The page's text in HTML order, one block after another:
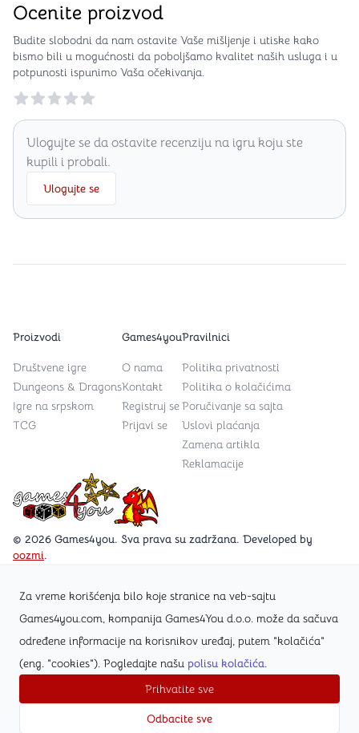
Za vreme korišćenja bilo koje stranice na veb-sajtu
Games4you.com, kompanija Games4You d.o.o. može da sačuva
određene informacije na korisnikov uređaj, putem "kolačića"
(eng. "cookies"). Pogledajte našu polisu kolačića.
Prihvatite sve
Odbacite sve
Ocenite proizvod
Budite slobodni da nam ostavite Vaše mišljenje i utiske kako
bismo bili u mogućnosti da poboljšamo kvalitet naših usluga i u
potpunosti ispunimo Vaša očekivanja.
Reviews
Ulogujte se da ostavite recenziju na igru koju ste
kupili i probali.
Ulogujte se
Games4you logo
© 2026 Games4you. Sva prava su zadržana. Developed by
oozmi.
Posetite Facebook stranicu /Games4you.rs
Zapratite Instagram profil @games4yours
Proizvodi
Društvene igre
Dungeons & Dragons
Igre na srpskom
TCG
Games4you
O nama
Kontakt
Registruj se
Prijavi se
Pravilnici
Politika privatnosti
Politika o kolačićima
Poručivanje sa sajta
Uslovi plaćanja
Zamena artikla
Reklamacije